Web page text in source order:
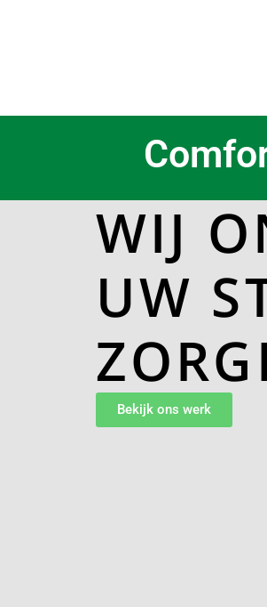
WIJ
UW
Bekijk ons werk